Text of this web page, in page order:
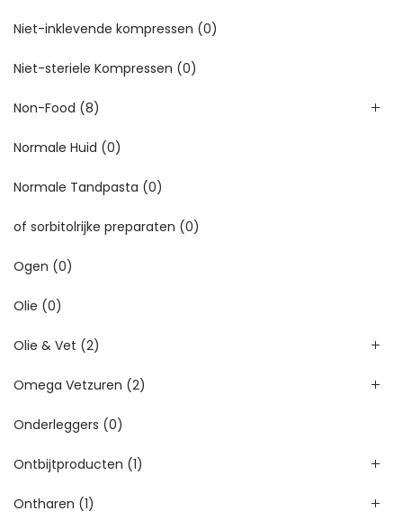
Niet-inklevende kompressen (0)
Niet-steriele Kompressen (0)
Non-Food (8)
Normale Huid (0)
Normale Tandpasta (0)
of sorbitolrijke preparaten (0)
Ogen (0)
Olie (0)
Olie & Vet (2)
Omega Vetzuren (2)
Onderleggers (0)
Ontbijtproducten (1)
Ontharen (1)